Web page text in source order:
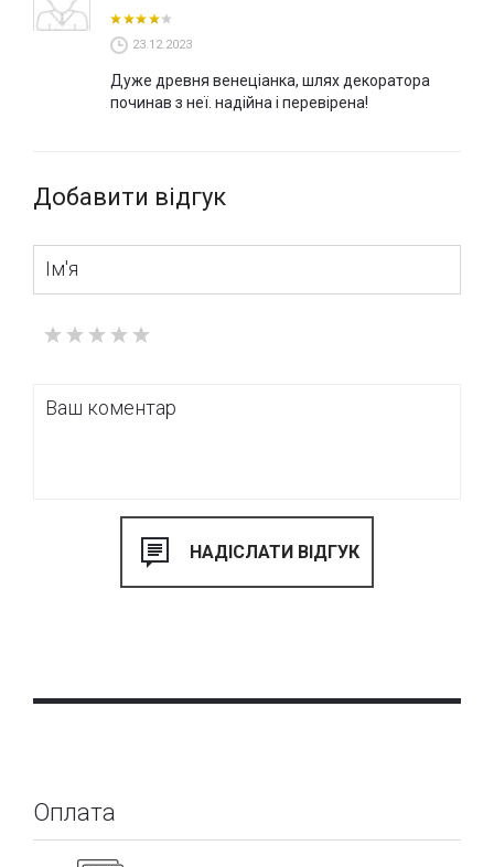
23.12.2023
Дуже древня венеціанка, шлях декоратора
починав з неї. надійна і перевірена!
Добавити відгук
Оплата